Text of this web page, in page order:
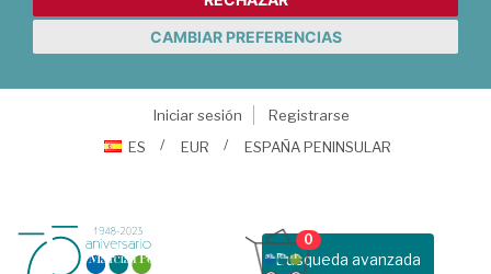
CAMBIAR PREFERENCIAS
Iniciar sesión
Registrarse
ES
EUR ESPAÑA PENINSULAR
Busqueda avanzada
0